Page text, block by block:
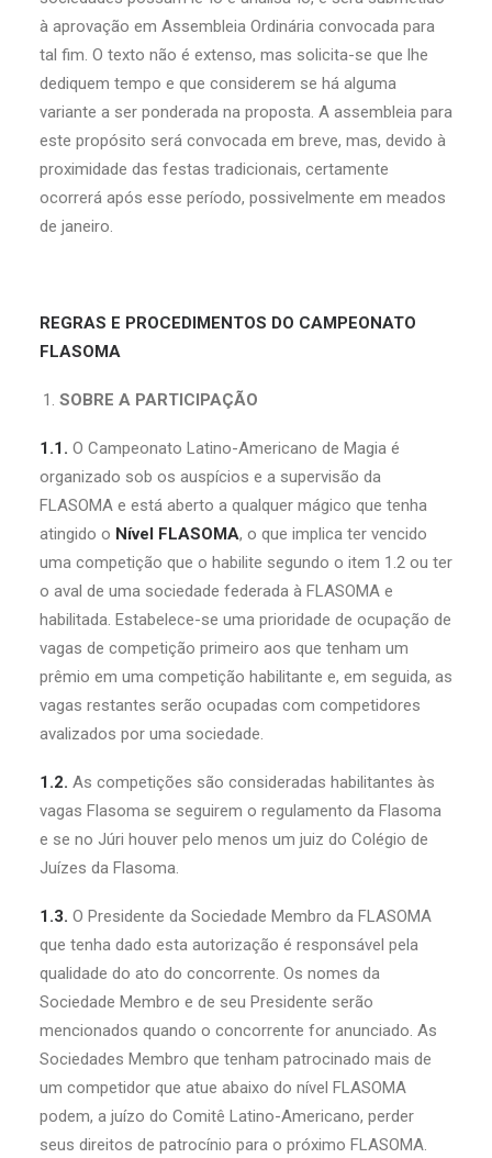
à aprovação em Assembleia Ordinária convocada para
tal fim. O texto não é extenso, mas solicita-se que lhe
dediquem tempo e que considerem se há alguma
variante a ser ponderada na proposta. A assembleia para
este propósito será convocada em breve, mas, devido à
proximidade das festas tradicionais, certamente
ocorrerá após esse período, possivelmente em meados
de janeiro.
REGRAS E PROCEDIMENTOS DO CAMPEONATO
FLASOMA
SOBRE A PARTICIPAÇÃO
1.1. O Campeonato Latino-Americano de Magia é
organizado sob os auspícios e a supervisão da
FLASOMA e está aberto a qualquer mágico que tenha
atingido o Nível FLASOMA, o que implica ter vencido
uma competição que o habilite segundo o item 1.2 ou ter
o aval de uma sociedade federada à FLASOMA e
habilitada. Estabelece-se uma prioridade de ocupação de
vagas de competição primeiro aos que tenham um
prêmio em uma competição habilitante e, em seguida, as
vagas restantes serão ocupadas com competidores
avalizados por uma sociedade.
1.2. As competições são consideradas habilitantes às
vagas Flasoma se seguirem o regulamento da Flasoma
e se no Júri houver pelo menos um juiz do Colégio de
Juízes da Flasoma.
1.3. O Presidente da Sociedade Membro da FLASOMA
que tenha dado esta autorização é responsável pela
qualidade do ato do concorrente. Os nomes da
Sociedade Membro e de seu Presidente serão
mencionados quando o concorrente for anunciado. As
Sociedades Membro que tenham patrocinado mais de
um competidor que atue abaixo do nível FLASOMA
podem, a juízo do Comitê Latino-Americano, perder
seus direitos de patrocínio para o próximo FLASOMA.